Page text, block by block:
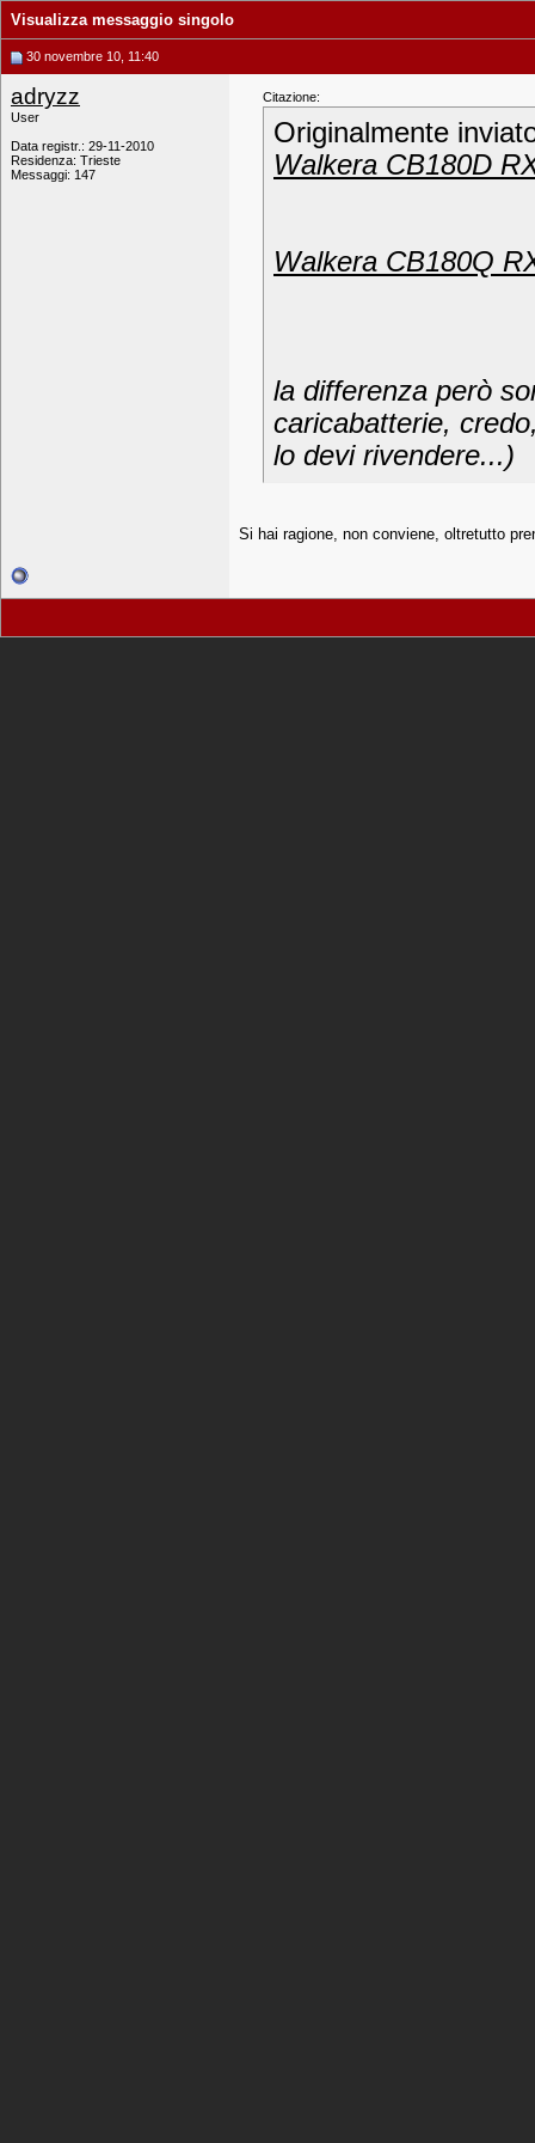
Visualizza messaggio singolo
30 novembre 10, 11:40
adryzz
User
Data registr.: 29-11-2010
Residenza: Trieste
Messaggi: 147
Citazione:
Originalmente
Walkera CB180D
Walkera CB180Q
la differenza però
caricabatterie,
lo devi rivendere...)
Si hai ragione, non conviene, oltretutto